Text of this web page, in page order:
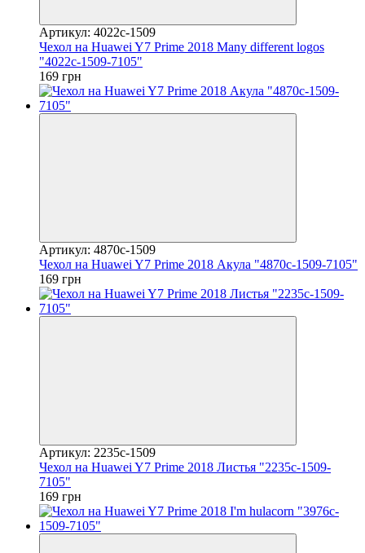
Артикул: 4022c-1509
Чехол на Huawei Y7 Prime 2018 Many different logos
"4022c-1509-7105"
169 грн
Артикул: 4870c-1509
Чехол на Huawei Y7 Prime 2018 Акула "4870c-1509-7105"
169 грн
Артикул: 2235c-1509
Чехол на Huawei Y7 Prime 2018 Листья "2235c-1509-
7105"
169 грн